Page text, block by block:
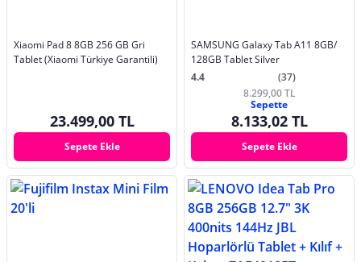
Xiaomi Pad 8 8GB 256 GB Gri
Tablet (Xiaomi Türkiye Garantili)
23.499,00 TL
Sepete Ekle
SAMSUNG Galaxy Tab A11 8GB/
128GB Tablet Silver
4.4
(37)
8.299,00 TL
Sepette
8.133,02 TL
Sepete Ekle